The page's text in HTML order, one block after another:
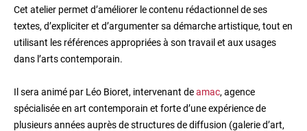
Cet atelier permet d’améliorer le contenu rédactionnel de ses
textes, d’expliciter et d’argumenter sa démarche artistique, tout en
utilisant les références appropriées à son travail et aux usages
dans l’arts contemporain.
Il sera animé par Léo Bioret, intervenant deamac, agence
spécialisée en art contemporain et forte d’une expérience de
plusieurs années auprès de structures de diffusion (galerie d’art,